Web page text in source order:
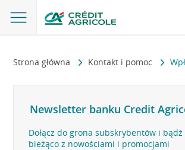
Strona główna Kontakt i pomoc
Newsletter banku Credit
Dołącz do grona subskrybentów i bądź
bieżąco z nowościami i promocjami